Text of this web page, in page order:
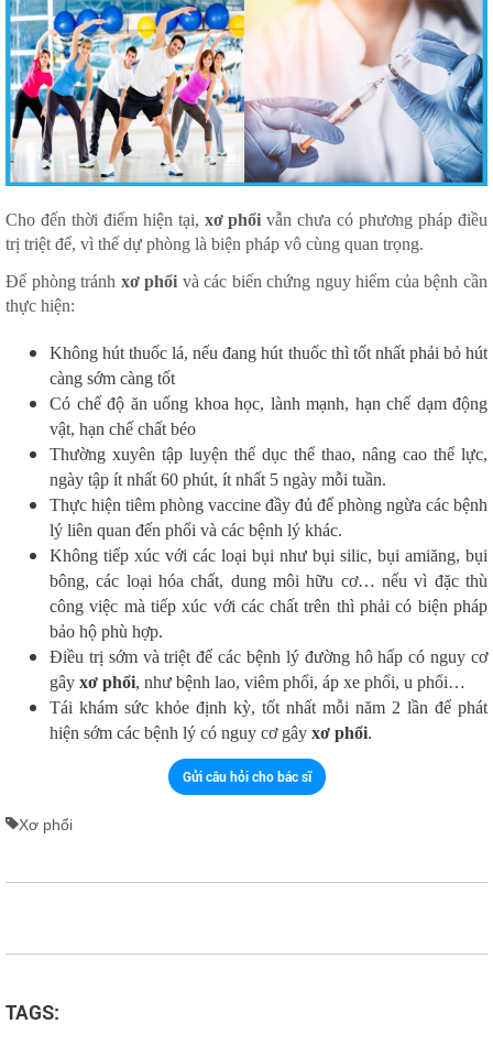
Cho đến thời điểm hiện tại, xơ phổi vẫn chưa có phương pháp điều
trị triệt để, vì thế dự phòng là biện pháp vô cùng quan trọng.
Để phòng tránh xơ phổi và các biến chứng nguy hiểm của bệnh cần
thực hiện:
Không hút thuốc lá, nếu đang hút thuốc thì tốt nhất phải bỏ hút
càng sớm càng tốt
Có chế độ ăn uống khoa học, lành mạnh, hạn chế dạm động
vật, hạn chế chất béo
Thường xuyên tập luyện thể dục thể thao, nâng cao thể lực,
ngày tập ít nhất 60 phút, ít nhất 5 ngày mỗi tuần.
Thực hiện tiêm phòng vaccine đầy đủ để phòng ngừa các bệnh
lý liên quan đến phổi và các bệnh lý khác.
Không tiếp xúc với các loại bụi như bụi silic, bụi amiăng, bụi
bông, các loại hóa chất, dung môi hữu cơ… nếu vì đặc thù
công việc mà tiếp xúc với các chất trên thì phải có biện pháp
bảo hộ phù hợp.
Điều trị sớm và triệt để các bệnh lý đường hô hấp có nguy cơ
gây xơ phổi, như bệnh lao, viêm phổi, áp xe phổi, u phổi…
Tái khám sức khỏe định kỳ, tốt nhất mỗi năm 2 lần để phát
hiện sớm các bệnh lý có nguy cơ gây xơ phổi.
Gửi câu hỏi cho bác sĩ
Xơ phổi
TAGS: